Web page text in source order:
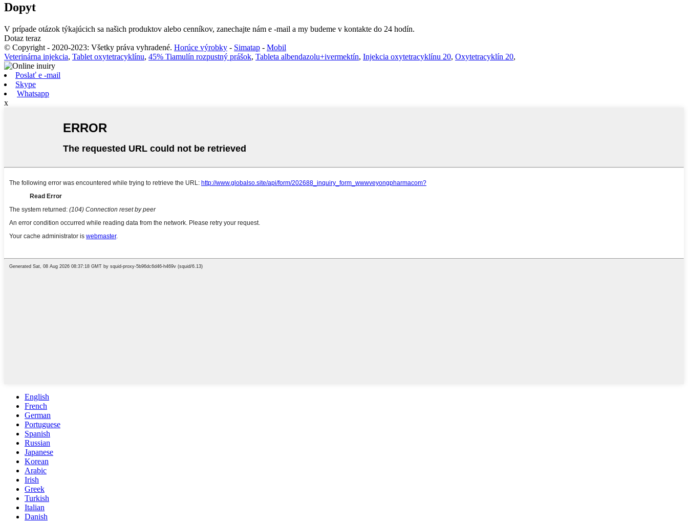
Dopyt
V prípade otázok týkajúcich sa našich produktov alebo cenníkov, zanechajte nám e -mail a my budeme v kontakte do 24 hodín.
Dotaz teraz
© Copyright - 2020-2023: Všetky práva vyhradené. Horúce výrobky - Simatap - Mobil
Veterinárna injekcia, Tablet oxytetracyklínu, 45% Tiamulín rozpustný prášok, Tableta albendazolu+ivermektín, Injekcia oxytetracyklínu 20, Oxytetracyklín 20,
Poslať e -mail
Skype
Whatsapp
x
English
French
German
Portuguese
Spanish
Russian
Japanese
Korean
Arabic
Irish
Greek
Turkish
Italian
Danish